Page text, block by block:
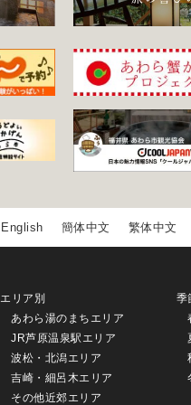
English 簡体中文 繁体中文
エリア別
あわら湯のまちエリア
JR芦原温泉駅エリア
波松・北潟エリア
吉崎・細呂木エリア
その他近郊エリア
季